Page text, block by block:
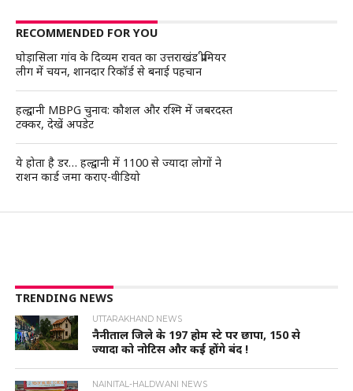
RECOMMENDED FOR YOU
घोड़ासिला गांव के दिव्यम रावत का उत्तराखंड प्रीमियर
लीग में चयन, शानदार रिकॉर्ड से बनाई पहचान
हल्द्वानी MBPG चुनाव: कौशल और रश्मि में जबरदस्त
टक्कर, देखें अपडेट
ये होता है डर… हल्द्वानी में 1100 से ज्यादा लोगों ने
राशन कार्ड जमा कराए-वीडियो
TRENDING NEWS
UTTARAKHAND NEWS
नैनीताल जिले के 197 होम स्टे पर छापा, 150 से
ज्यादा को नोटिस और कई होंगे बंद !
NAINITAL-HALDWANI NEWS